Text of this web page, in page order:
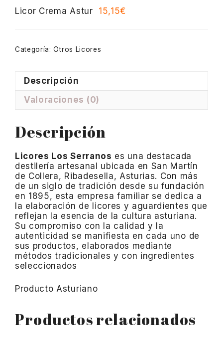
Licor Crema Astur 15,15€
Categoría:Otros Licores
Descripción
Valoraciones (0)
Descripción
Licores Los Serranos es una destacada
destilería artesanal ubicada en San Martín
de Collera, Ribadesella, Asturias. Con más
de un siglo de tradición desde su fundación
en 1895, esta empresa familiar se dedica a
la elaboración de licores y aguardientes que
reflejan la esencia de la cultura asturiana.
Su compromiso con la calidad y la
autenticidad se manifiesta en cada uno de
sus productos, elaborados mediante
métodos tradicionales y con ingredientes
seleccionados
Producto Asturiano
Productos relacionados